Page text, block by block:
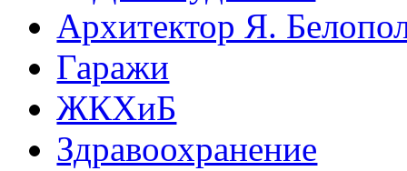
Архитектор Я.
Гаражи
ЖКХиБ
Здравоохранение